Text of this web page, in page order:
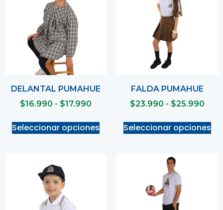
DELANTAL PUMAHUE
$16.990 - $17.990
Seleccionar opciones
FALDA PUMAHUE
$23.990 - $25.990
Seleccionar opciones